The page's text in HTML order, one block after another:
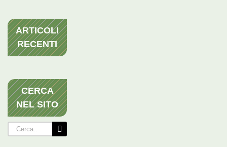
ARTICOLI
RECENTI
CERCA
NEL SITO
Cerca
per: